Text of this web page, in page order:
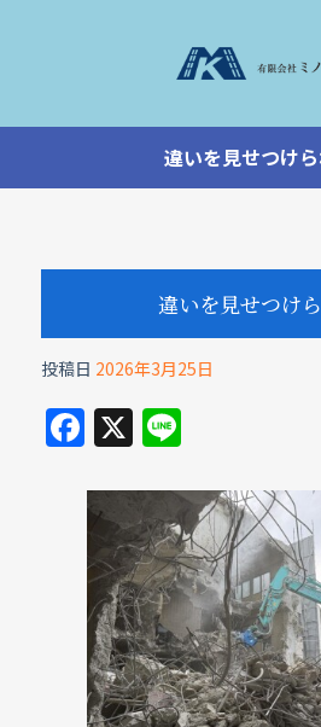
違いを見せつけ
違いを見せつけ
投稿日 2026年3月25日
F
a
c
e
b
o
o
k
X Li
e